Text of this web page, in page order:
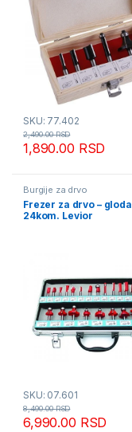
SKU: 77.402
1,890.00 RSD
2,490.00RSD
Burgije za drvo
Frezer za drvo –
24kom. Levior
SKU: 07.601
6,990.00 RSD
8,490.00RSD